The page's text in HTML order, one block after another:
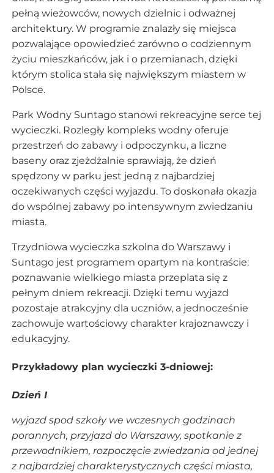
pełną wieżowców, nowych dzielnic i odważnej
architektury. W programie znalazły się miejsca
pozwalające opowiedzieć zarówno o codziennym
życiu mieszkańców, jak i o przemianach, dzięki
którym stolica stała się największym miastem w
Polsce.
Park Wodny Suntago stanowi rekreacyjne serce tej
wycieczki. Rozległy kompleks wodny oferuje
przestrzeń do zabawy i odpoczynku, a liczne
baseny oraz zjeżdżalnie sprawiają, że dzień
spędzony w parku jest jedną z najbardziej
oczekiwanych części wyjazdu. To doskonała okazja
do wspólnej zabawy po intensywnym zwiedzaniu
miasta.
Trzydniowa wycieczka szkolna do Warszawy i
Suntago jest programem opartym na kontraście:
poznawanie wielkiego miasta przeplata się z
pełnym dniem rekreacji. Dzięki temu wyjazd
pozostaje atrakcyjny dla uczniów, a jednocześnie
zachowuje wartościowy charakter krajoznawczy i
edukacyjny.
Przykładowy plan wycieczki 3-dniowej:
Dzień I
wyjazd spod szkoły we wczesnych godzinach
porannych, przyjazd do Warszawy, spotkanie z
przewodnikiem, rozpoczęcie zwiedzania od jednej
z najbardziej charakterystycznych części miasta,